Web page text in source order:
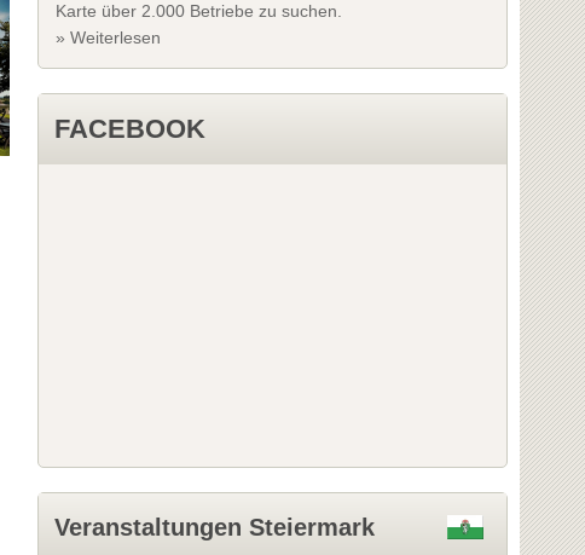
Karte über 2.000 Betriebe zu suchen.
» Weiterlesen
FACEBOOK
Veranstaltungen Steiermark